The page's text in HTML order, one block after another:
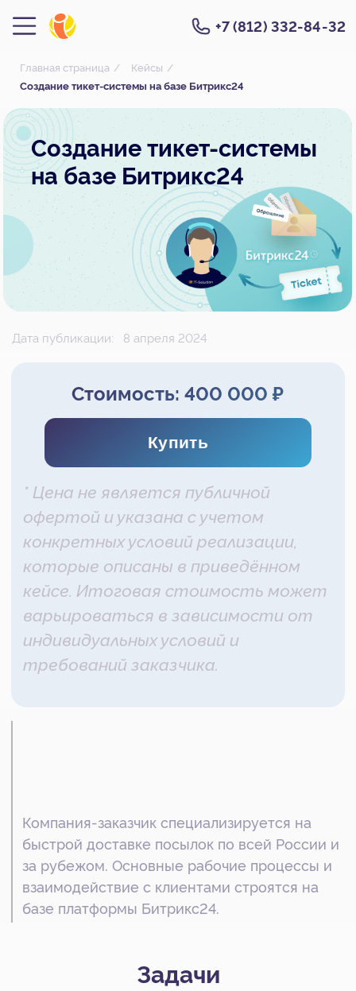
+7 (812) 332-84-32
Главная страница / Кейсы /
Создание тикет-системы на базе Битрикс24
Создание тикет-системы
на базе Битрикс24
8 апреля 2024
Дата публикации:
Стоимость: 400 000 ₽
Купить
* Цена не является публичной
конкретных условий реализации,
которые описаны в приведённом
кейсе. Итоговая стоимость может
варьироваться в зависимости от
индивидуальных условий и
Компания-заказчик специализируется на
за рубежом. Основные рабочие процессы и
взаимодействие с клиентами строятся на
базе платформы Битрикс24.
Задачи